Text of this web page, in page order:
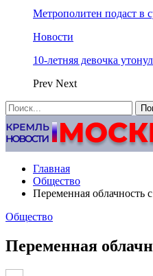
Метрополитен подаст в
Новости
10-летняя девочка
Prev Next
Главная
Общество
Переменная облачность
Общество
Переменная